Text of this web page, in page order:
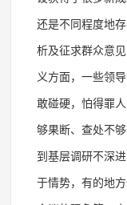
还是不同程度地
析及征求群众意
义方面，一些领
敢碰硬，怕得罪
够果断、查处不
到基层调研不深
于情势，有的地